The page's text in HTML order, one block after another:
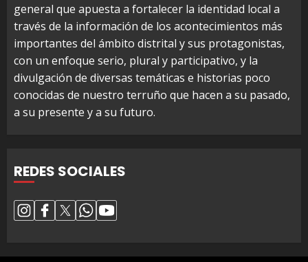
general que apuesta a fortalecer la identidad local a
través de la información de los acontecimientos más
importantes del ámbito distrital y sus protagonistas,
con un enfoque serio, plural y participativo, y la
divulgación de diversas temáticas e historias poco
conocidas de nuestro terruño que hacen a su pasado,
a su presente y a su futuro.
REDES SOCIALES